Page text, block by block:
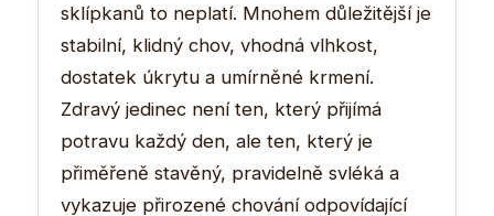
sklípkanů to neplatí. Mnohem důležitější je
stabilní, klidný chov, vhodná vlhkost,
dostatek úkrytu a umírněné krmení.
Zdravý jedinec není ten, který přijímá
potravu každý den, ale ten, který je
přiměřeně stavěný, pravidelně svléká a
vykazuje přirozené chování odpovídající